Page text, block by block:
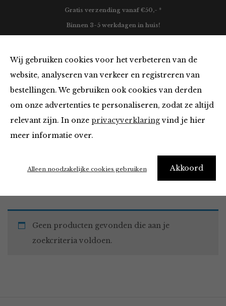
Wij gebruiken cookies voor het verbeteren van de
website, analyseren van verkeer en registreren van
bestellingen. We gebruiken ook cookies van derden
om onze advertenties te personaliseren, zodat ze altijd
relevant zijn. In onze privacyverklaringvind je hier
meer informatie over.
Akkoord
Alleen noodzakelijke cookies gebruiken
Gratis verzending vanaf €50,- *
Binnen 3-5 werkdagen in huis!
Must Haves
Home Winkel Accessoires Must Haves
Geen producten gevonden die aan je
zoekcriteria voldoen.